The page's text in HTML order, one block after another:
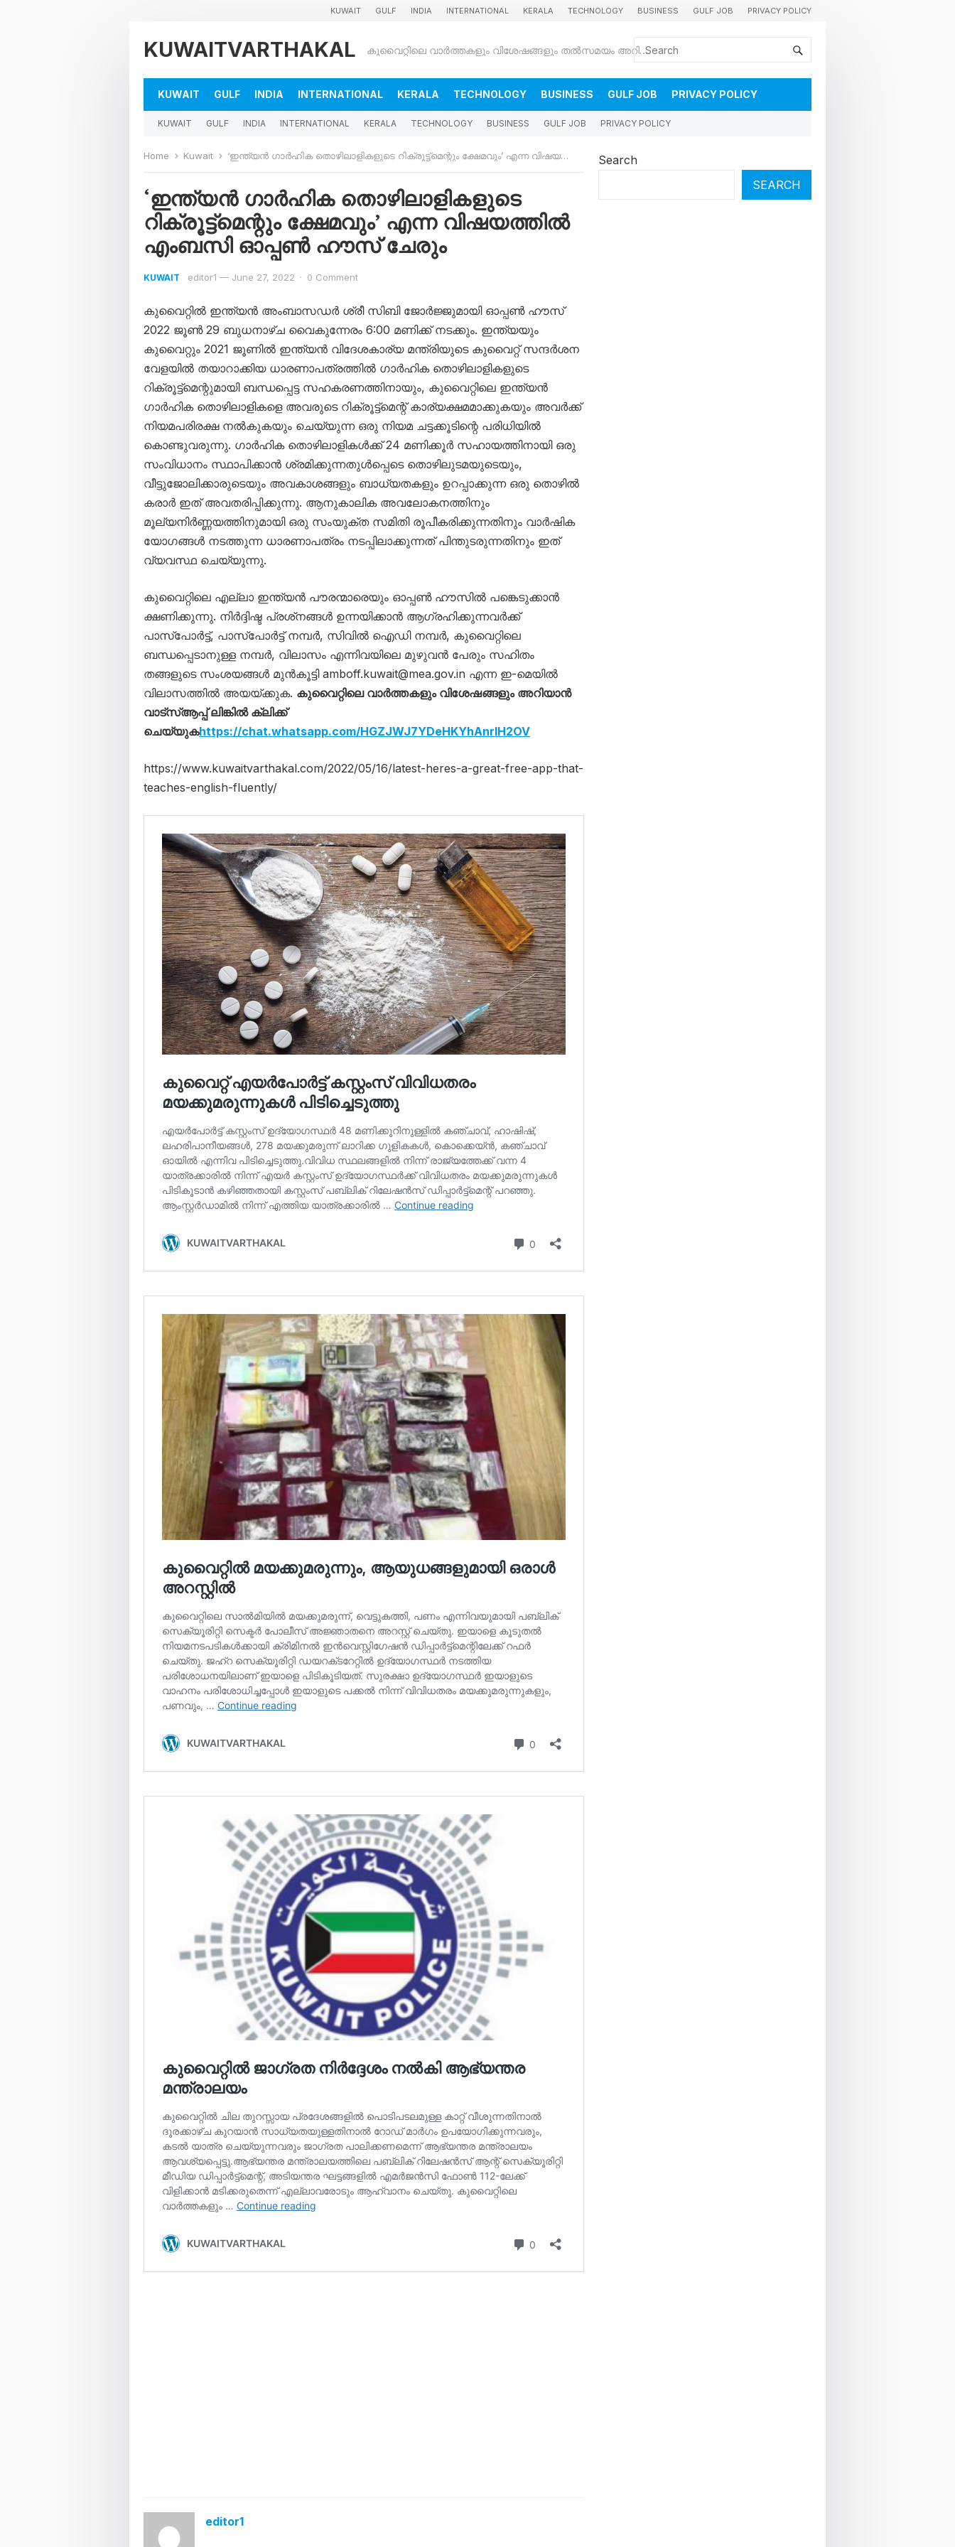
KUWAIT GULF INDIA INTERNATIONAL KERALA TECHNOLOGY BUSINESS GULF JOB PRIVACY POLICY
KUWAITVARTHAKAL കുവൈറ്റിലെ വാർത്തകളും വിശേഷങ്ങളും തൽസമയം അറിയാൻ
KUWAIT GULF INDIA INTERNATIONAL KERALA TECHNOLOGY BUSINESS GULF JOB PRIVACY POLICY
KUWAIT GULF INDIA INTERNATIONAL KERALA TECHNOLOGY BUSINESS GULF JOB PRIVACY POLICY
Home Kuwait ‘ഇന്ത്യൻ ഗാർഹിക തൊഴിലാളികളുടെ റിക്രൂട്ട്‌മെന്റും ക്ഷേമവും’ എന്ന വിഷയത്തിൽ എംബസി ഓപ്പൺ ഹൗസ് ചേരും
‘ഇന്ത്യൻ ഗാർഹിക തൊഴിലാളികളുടെ
റിക്രൂട്ട്‌മെന്റും ക്ഷേമവും’ എന്ന വിഷയത്തിൽ
എംബസി ഓപ്പൺ ഹൗസ് ചേരും
KUWAIT editor1 — June 27, 2022 · 0 Comment
കുവൈറ്റിൽ ഇന്ത്യൻ അംബാസഡർ ശ്രീ സിബി ജോർജ്ജുമായി ഓപ്പൺ ഹൗസ്
2022 ജൂൺ 29 ബുധനാഴ്ച വൈകുന്നേരം 6:00 മണിക്ക് നടക്കും. ഇന്ത്യയും
കുവൈറ്റും 2021 ജൂണിൽ ഇന്ത്യൻ വിദേശകാര്യ മന്ത്രിയുടെ കുവൈറ്റ് സന്ദർശന
വേളയിൽ തയാറാക്കിയ ധാരണാപത്രത്തിൽ ഗാർഹിക തൊഴിലാളികളുടെ
റിക്രൂട്ട്‌മെന്റുമായി ബന്ധപ്പെട്ട സഹകരണത്തിനായും, കുവൈറ്റിലെ ഇന്ത്യൻ
ഗാർഹിക തൊഴിലാളികളെ അവരുടെ റിക്രൂട്ട്‌മെന്റ് കാര്യക്ഷമമാക്കുകയും അവർക്ക്
നിയമപരിരക്ഷ നൽകുകയും ചെയ്യുന്ന ഒരു നിയമ ചട്ടക്കൂടിന്റെ പരിധിയിൽ
കൊണ്ടുവരുന്നു. ഗാർഹിക തൊഴിലാളികൾക്ക് 24 മണിക്കൂർ സഹായത്തിനായി ഒരു
സംവിധാനം സ്ഥാപിക്കാൻ ശ്രമിക്കുന്നതുൾപ്പെടെ തൊഴിലുടമയുടെയും,
വീട്ടുജോലിക്കാരുടെയും അവകാശങ്ങളും ബാധ്യതകളും ഉറപ്പാക്കുന്ന ഒരു തൊഴിൽ
കരാർ ഇത് അവതരിപ്പിക്കുന്നു. ആനുകാലിക അവലോകനത്തിനും
മൂല്യനിർണ്ണയത്തിനുമായി ഒരു സംയുക്ത സമിതി രൂപീകരിക്കുന്നതിനും വാർഷിക
യോഗങ്ങൾ നടത്തുന്ന ധാരണാപത്രം നടപ്പിലാക്കുന്നത് പിന്തുടരുന്നതിനും ഇത്
വ്യവസ്ഥ ചെയ്യുന്നു.
കുവൈറ്റിലെ എല്ലാ ഇന്ത്യൻ പൗരന്മാരെയും ഓപ്പൺ ഹൗസിൽ പങ്കെടുക്കാൻ
ക്ഷണിക്കുന്നു. നിർദ്ദിഷ്ട പ്രശ്‌നങ്ങൾ ഉന്നയിക്കാൻ ആഗ്രഹിക്കുന്നവർക്ക്
പാസ്‌പോർട്ട്, പാസ്‌പോർട്ട് നമ്പർ, സിവിൽ ഐഡി നമ്പർ, കുവൈറ്റിലെ
ബന്ധപ്പെടാനുള്ള നമ്പർ, വിലാസം എന്നിവയിലെ മുഴുവൻ പേരും സഹിതം
തങ്ങളുടെ സംശയങ്ങൾ മുൻകൂട്ടി amboff.kuwait@mea.gov.in എന്ന ഇ-മെയിൽ
വിലാസത്തിൽ അയയ്ക്കുക. കുവൈറ്റിലെ വാര്‍ത്തകളും വിശേഷങ്ങളും അറിയാന്‍
വാട്‌സ്ആപ്പ് ലിങ്കില്‍ ക്ലിക്ക്
ചെയ്യുകhttps://chat.whatsapp.com/HGZJWJ7YDeHKYhAnrlH2OV
https://www.kuwaitvarthakal.com/2022/05/16/latest-heres-a-great-free-app-that-
teaches-english-fluently/
editor1
Search
SEARCH